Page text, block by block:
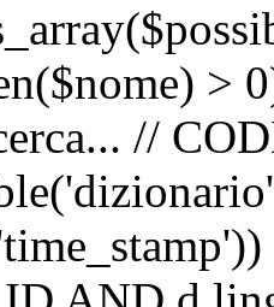
>
//